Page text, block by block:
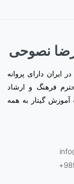
نصوحی
ایران دارای پروانه
وزارت محترم فرهنگ و ارشاد
آموزش گیتار به همه